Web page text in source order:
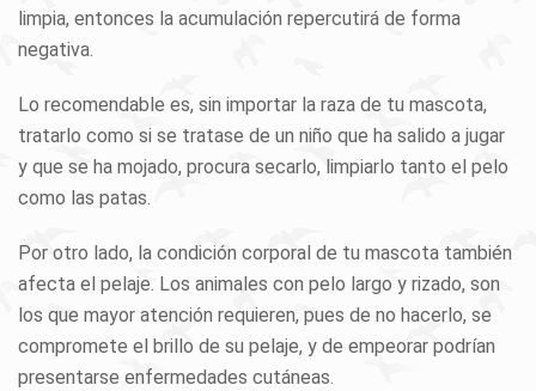
limpia, entonces la acumulación repercutirá de forma
negativa.
Lo recomendable es, sin importar la raza de tu mascota,
tratarlo como si se tratase de un niño que ha salido a jugar
y que se ha mojado, procura secarlo, limpiarlo tanto el pelo
como las patas.
Por otro lado, la condición corporal de tu mascota también
afecta el pelaje. Los animales con pelo largo y rizado, son
los que mayor atención requieren, pues de no hacerlo, se
compromete el brillo de su pelaje, y de empeorar podrían
presentarse enfermedades cutáneas.